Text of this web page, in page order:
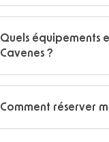
Quels équipements
Cavenes ?
Comment réserver